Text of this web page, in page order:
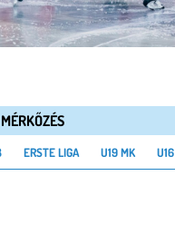
ERSTE LIGA U19 MK U16